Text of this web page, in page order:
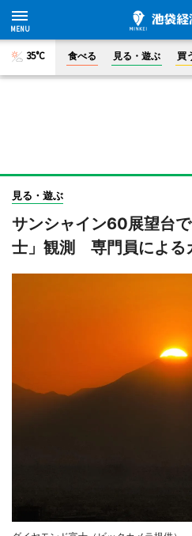
35°C 食べる 見る・遊ぶ 買
見る・遊ぶ
サンシャイン60展望台
士」観測 専門員による